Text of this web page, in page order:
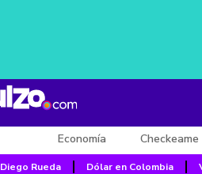
Economía
Diego Rueda Dólar en Colombia